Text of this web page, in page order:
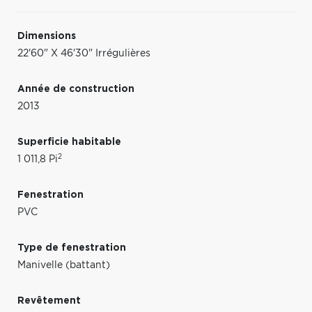
Dimensions
22'60" X 46'30" Irrégulières
Année de construction
2013
Superficie habitable
1 011,8 Pi2
Fenestration
PVC
Type de fenestration
Manivelle (battant)
Revêtement